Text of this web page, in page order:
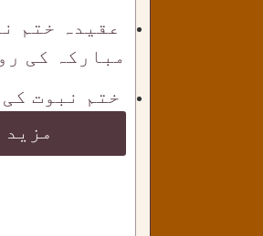
عقیدہ ختم
مبارکہ کی
ختم نبوت